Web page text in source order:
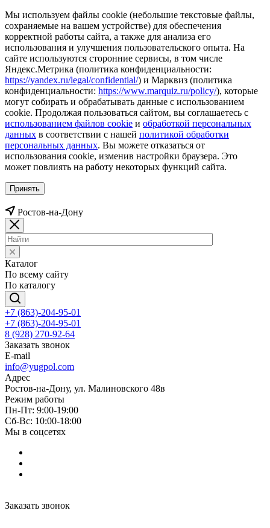
Мы используем файлы cookie (небольшие текстовые файлы,
сохраняемые на вашем устройстве) для обеспечения
корректной работы сайта, а также для анализа его
использования и улучшения пользовательского опыта. На
сайте используются сторонние сервисы, в том числе
Яндекс.Метрика (политика конфиденциальности:
https://yandex.ru/legal/confidential/) и Марквиз (политика
конфиденциальности: https://www.marquiz.ru/policy/), которые
могут собирать и обрабатывать данные с использованием
cookie. Продолжая пользоваться сайтом, вы соглашаетесь с
использованием файлов cookie и обработкой персональных
данных в соответствии с нашей политикой обработки
персональных данных. Вы можете отказаться от
использования cookie, изменив настройки браузера. Это
может повлиять на работу некоторых функций сайта.
Принять
Ростов-на-Дону
Каталог
По всему сайту
По каталогу
+7 (863)-204-95-01
+7 (863)-204-95-01
8 (928) 270-92-64
Заказать звонок
E-mail
info@yugpol.com
Адрес
Ростов-на-Дону, ул. Малиновского 48в
Режим работы
Пн-Пт: 9:00-19:00
Cб-Вс: 10:00-18:00
Мы в соцсетях
Заказать звонок